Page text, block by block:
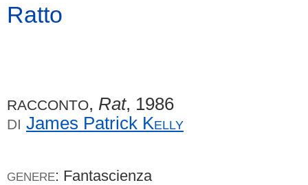
Ratto
RACCONTO, Rat, 1986
DI James Patrick Kelly
GENERE: Fantascienza